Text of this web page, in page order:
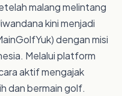
malang melintang
kini menjadi
dengan misi
Melalui platform
aktif mengajak
dan bermain golf.